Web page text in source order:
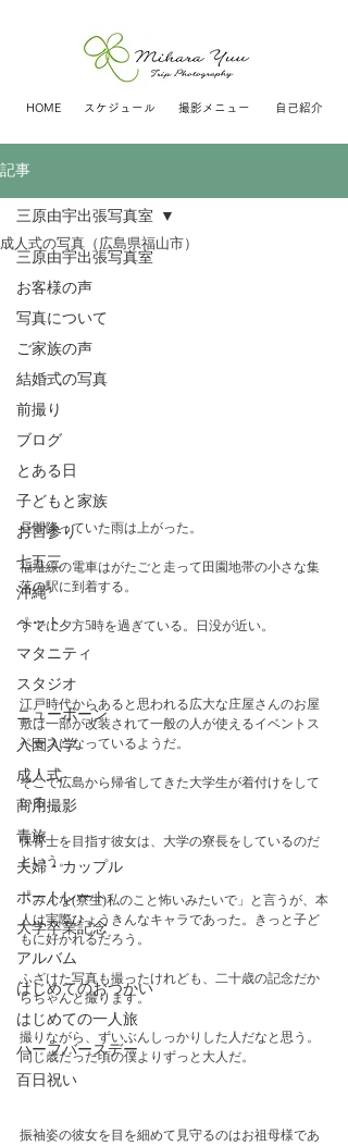
HOME スケジュール 撮影メニュー 自己紹介
記事
三原由宇出張写真室
お客様の声
写真について
ご家族の声
結婚式の写真
前撮り
ブログ
とある日
子どもと家族
お宮参り
七五三
沖縄
ペット
マタニティ
スタジオ
ニューボーン
入園入学
成人式
商用撮影
青旅
夫婦・カップル
ポートレート
大学卒業記念
アルバム
はじめてのおつかい
はじめての一人旅
ハーフバースデー
百日祝い
三原由宇出張写真室
成人式の写真（広島県福山市）
昼間降っていた雨は上がった。
福塩線の電車はがたごと走って田園地帯の小さな集
落の駅に到着する。
すでに夕方5時を過ぎている。日没が近い。
江戸時代からあると思われる広大な庄屋さんのお屋
敷は一部が改装されて一般の人が使えるイベントス
ペースになっているようだ。
そこで広島から帰省してきた大学生が着付けをして
いる。
保育士を目指す彼女は、大学の寮長をしているのだ
という。
「みんな(寮生)私のこと怖いみたいで」と言うが、本
人は実際ひょうきんなキャラであった。きっと子ど
もに好かれるだろう。
ふざけた写真も撮ったけれども、二十歳の記念だか
らちゃんと撮ります。
撮りながら、ずいぶんしっかりした人だなと思う。
同じ歳だった頃の僕よりずっと大人だ。
振袖姿の彼女を目を細めて見守るのはお祖母様であ